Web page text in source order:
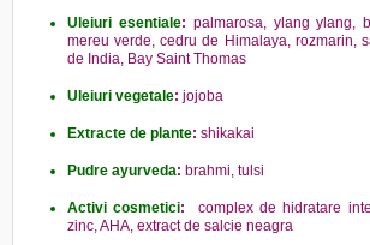
Uleiuri esentiale: palmarosa, ylang ylang,
mereu verde, cedru de Himalaya, rozmarin,
de India, Bay Saint Thomas
Uleiuri vegetale: jojoba
Extracte de plante: shikakai
Pudre ayurveda: brahmi, tulsi
Activi cosmetici:
complex de hidratare
zinc, AHA, extract de salcie neagra